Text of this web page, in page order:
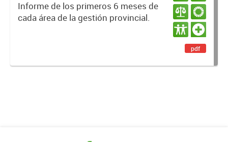
Informe de los primeros 6 meses de
cada área de la gestión provincial.
pdf